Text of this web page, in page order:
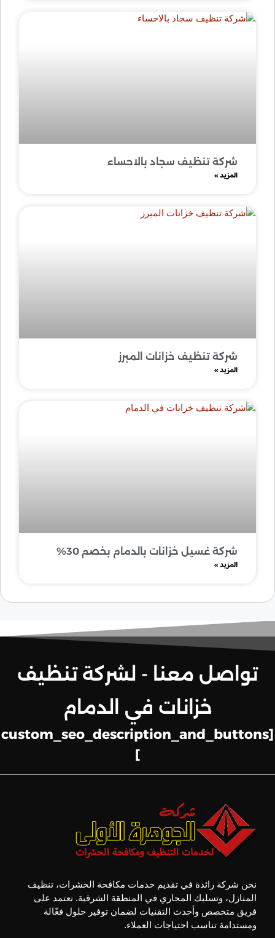
شركة تنظيف سجاد بالاحساء
المزيد »
شركة تنظيف خزانات المبرز
المزيد »
شركة غسيل خزانات بالدمام بخصم 30%
المزيد »
تواصل معنا - لشركة تنظيف
خزانات في الدمام
[custom_seo_description_and_buttons
]
نحن شركة رائدة في تقديم خدمات مكافحة الحشرات، تنظيف
المنازل، وتسليك المجاري في المنطقة الشرقية. نعتمد على
فريق متخصص وأحدث التقنيات لضمان توفير حلول فعّالة
ومستدامة تناسب احتياجات العملاء.